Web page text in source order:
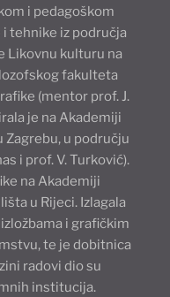
i pedagoškom
tehnike iz područja
Likovnu kulturu na
fakulteta
(mentor prof. J.
je na Akademiji
u području
i prof. V. Turković).
na Akademiji
u Rijeci. Izlagala
i grafičkim
te je dobitnica
radovi dio su
institucija.